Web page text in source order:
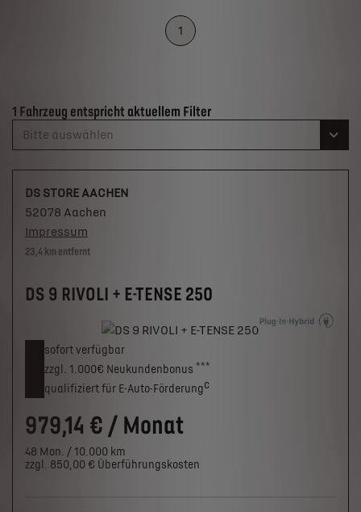
1
Suchergebnisse
1 Fahrzeug entspricht aktuellem Filter
Bitte auswählen
23,4 km entfernt
DS 9 RIVOLI + E-TENSE 250
sofort verfügbar
zzgl. 1.000€ Neukunden­bonus ***
qualifiziert für E-Auto-Förderungc
979,14 € / Monat
48 Mon. / 10.000 km
zzgl. 850,00 € Überführungskosten
DS STORE AACHEN
52078 Aachen
Impressum